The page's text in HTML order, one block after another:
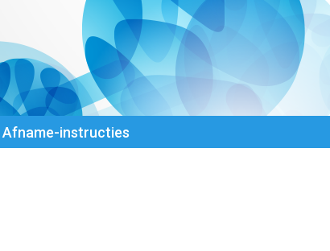
Afname-instructies